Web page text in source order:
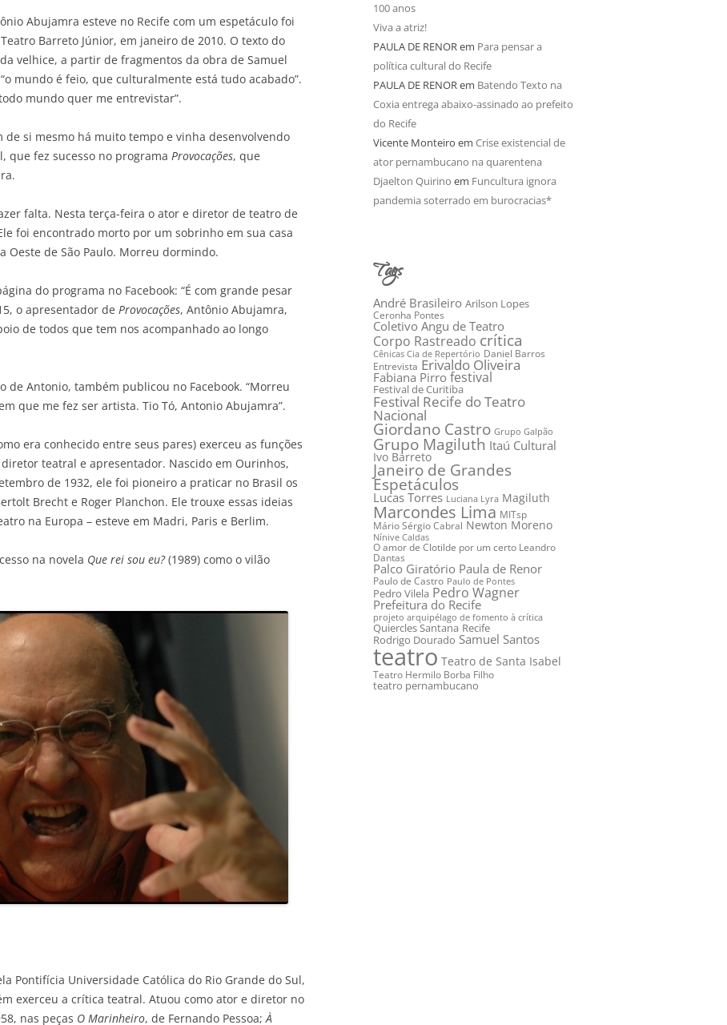
Abujamra esteve no Recife com um espetáculo foi
Barreto Júnior, em janeiro de 2010. O texto do
velhice, a partir de fragmentos da obra de Samuel
mundo é feio, que culturalmente está tudo acabado”.
mundo quer me entrevistar”.
si mesmo há muito tempo e vinha desenvolvendo
que fez sucesso no programa Provocações, que
falta. Nesta terça-feira o ator e diretor de teatro de
foi encontrado morto por um sobrinho em sua casa
Oeste de São Paulo. Morreu dormindo.
do programa no Facebook: “É com grande pesar
o apresentador de Provocações, Antônio Abujamra,
de todos que tem nos acompanhado ao longo
de Antonio, também publicou no Facebook. “Morreu
que me fez ser artista. Tio Tó, Antonio Abujamra”.
era conhecido entre seus pares) exerceu as funções
teatral e apresentador. Nascido em Ourinhos,
de 1932, ele foi pioneiro a praticar no Brasil os
Brecht e Roger Planchon. Ele trouxe essas ideias
na Europa – esteve em Madri, Paris e Berlim.
na novela Que rei sou eu?(1989) como o vilão
Pontifícia Universidade Católica do Rio Grande do Sul,
exerceu a crítica teatral. Atuou como ator e diretor no
nas peças O Marinheiro, de Fernando Pessoa;À
100 anos
Viva a atriz!
PAULA DE RENORem Para pensar a
política cultural do Recife
PAULA DE RENORem Batendo Texto na
Coxia entrega abaixo-assinado ao prefeito
do Recife
Vicente Monteiro em Crise existencial de
ator pernambucano na quarentena
Djaelton Quirino em Funcultura ignora
pandemia soterrado em burocracias*
Tags
André Brasileiro Arilson Lopes
Ceronha Pontes
Coletivo Angu de Teatro
Corpo Rastreado crítica
Cênicas Cia de Repertório Daniel Barros
Entrevista Erivaldo Oliveira
Fabiana Pirro festival
Festival de Curitiba
Festival Recife do Teatro
Nacional
Giordano Castro Grupo Galpão
Grupo Magiluth Itaú Cultural
Ivo Barreto
Janeiro de Grandes
Espetáculos
Lucas Torres Luciana Lyra Magiluth
Marcondes Lima MITsp
Mário Sérgio Cabral Newton Moreno
Nínive Caldas
O amor de Clotilde por um certo Leandro
Dantas
Palco Giratório Paula de Renor
Paulo de Castro Paulo de Pontes
Pedro Vilela Pedro Wagner
Prefeitura do Recife
projeto arquipélago de fomento à crítica
Quiercles Santana Recife
Rodrigo Dourado Samuel Santos
teatro Teatro de Santa Isabel
Teatro Hermilo Borba Filho
teatro pernambucano